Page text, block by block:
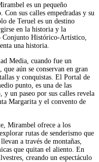
es un pequeño
sus calles empedradas y su
de Teruel es un destino
en la historia y la
Conjunto Histórico-Artístico,
una historia.
Media, cuando fue un
aún se conservan en gran
y conquistas. El Portal de
punto, es una de las
y un paseo por sus calles revela
Margarita y el convento de
Mirambel ofrece a los
rutas de senderismo que
a través de montañas,
que quitan el aliento. En
creando un espectáculo